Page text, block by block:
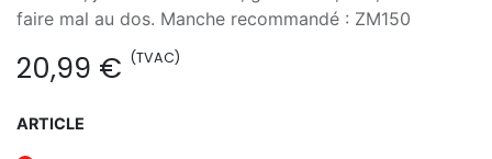
faire mal au dos. Manche recommandé : ZM150
20,99 € (TVAC)
ARTICLE